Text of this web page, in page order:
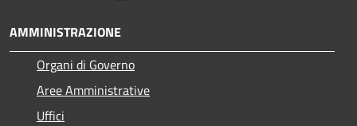
AMMINISTRAZIONE
Organi di Governo
Aree Amministrative
Uffici